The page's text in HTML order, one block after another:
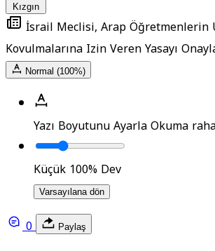
Kızgın
İsrail Meclisi, Arap Öğretmenlerin
Kovulmalarına Izin Veren Yasayı
Normal (100%)
Yazı Boyutunu AyarlaOkuma
Küçük 100%Dev
Varsayılana dön
0 Paylaş